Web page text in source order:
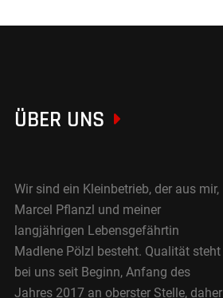
ÜBER UNS
Wir sind ein Kleinbetrieb, der aus mir,
Marcel Pflanzl und meiner
langjährigen Lebensgefährtin
Madlene Pölzl besteht. Qualität steht
bei uns seit Beginn, Anfang des
Jahres 2017 an oberster Stelle, daher